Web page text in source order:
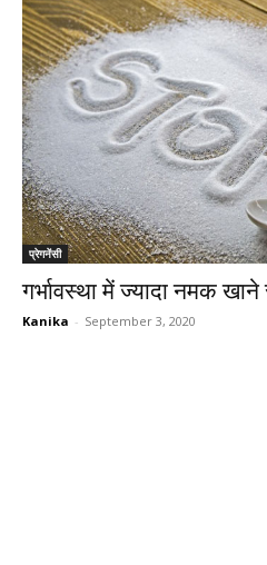
प्रेगनेंसी
गर्भावस्था में ज्यादा नमक खाने
Kanika - September 3, 2020